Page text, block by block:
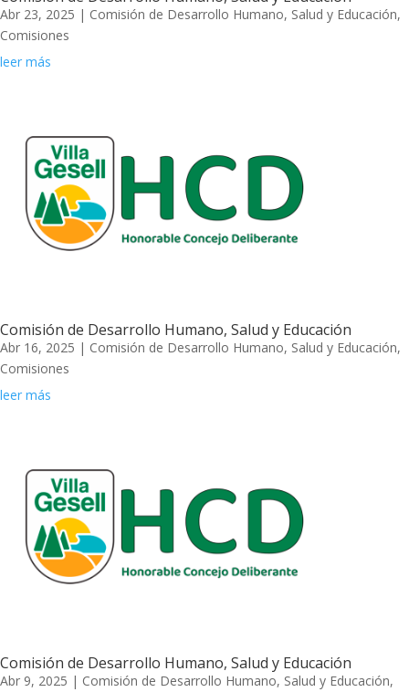
Abr 23, 2025 | Comisión de Desarrollo Humano, Salud y Educación,
Comisiones
leer más
Comisión de Desarrollo Humano, Salud y Educación
Abr 16, 2025 | Comisión de Desarrollo Humano, Salud y Educación,
Comisiones
leer más
Comisión de Desarrollo Humano, Salud y Educación
Abr 9, 2025 | Comisión de Desarrollo Humano, Salud y Educación,